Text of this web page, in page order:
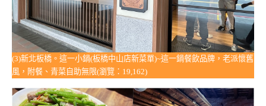
(3)新北板橋。這一小鍋(板橋中山店新菜單)~這一鍋餐飲品牌，老派懷舊
風，附餐、青菜自助無限(瀏覽：19,162)